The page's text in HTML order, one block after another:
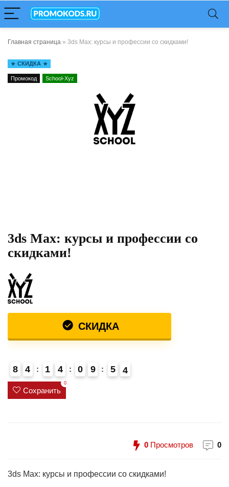
Главная страница » 3ds Max: курсы и профессии со скидками!
СКИДКА
Промокод School-Xyz
3ds Max: курсы и профессии со
скидками!
СКИДКА
8 4 1 4 0 9 5 3
4
Сохранить
0
0 Просмотров 0
3ds Max: курсы и профессии со скидками!